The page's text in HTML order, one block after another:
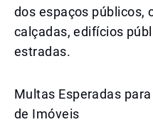
dos espaços públicos,
calçadas, edifícios
estradas.
Multas Esperadas
de Imóveis